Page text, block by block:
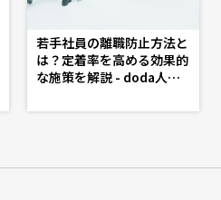
若手社員の離職防止方法と
は？定着率を高める効果的
な施策を解説 - doda人事
へ、ショートカット